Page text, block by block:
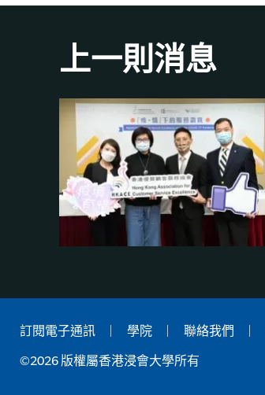
上一則消息
訂閱電子通訊 學院 聯絡我們
©2026 版權屬香港浸會大學所有